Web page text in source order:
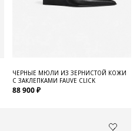
ЧЕРНЫЕ МЮЛИ ИЗ ЗЕРНИСТОЙ КОЖИ
С ЗАКЛЕПКАМИ FAUVE CLICK
88 900 ₽